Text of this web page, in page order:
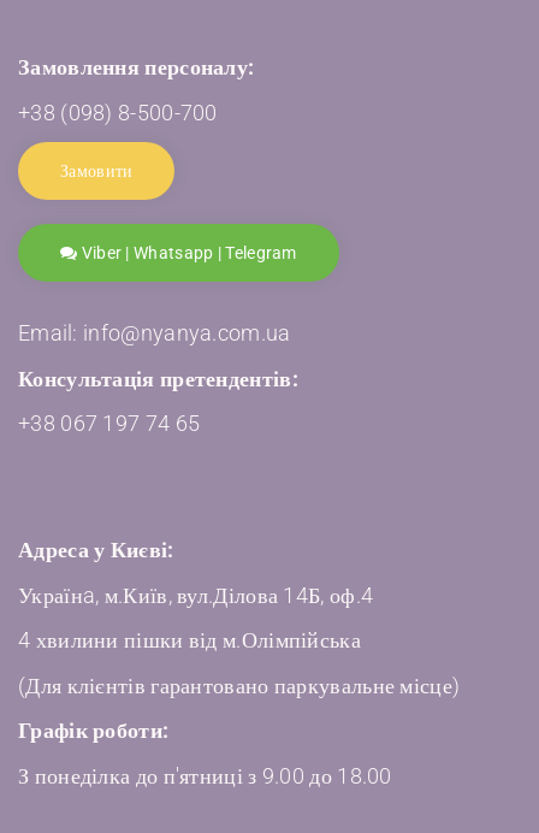
Замовлення персоналу:
+38 (098) 8-500-700
Замовити
Viber | Whatsapp | Telegram
Email: info@nyanya.com.ua
Консультація претендентів:
+38 067 197 74 65
Адреса у Києві:
Українa, м.Київ, вул.Ділова 14Б, оф.4
4 хвилини пішки від м.Олімпійська
(Для клієнтів гарантовано паркувальне місце)
Графік роботи:
З понеділка до п'ятниці з 9.00 до 18.00